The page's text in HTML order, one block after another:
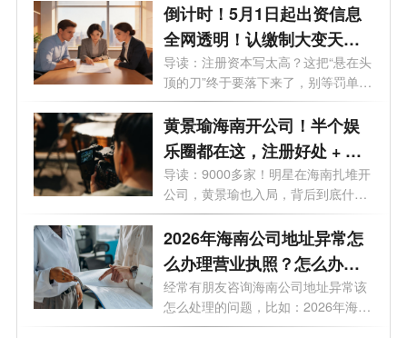
倒计时！5月1日起出资信息
全网透明！认缴制大变天，
这3条“逃债路”全被封死！
导读：注册资本写太高？这把“悬在头
顶的刀”终于要落下来了，别等罚单
才...
黄景瑜海南开公司！半个娱
乐圈都在这，注册好处 + 费
用一次说清
导读：9000多家！明星在海南扎堆开
公司，黄景瑜也入局，背后到底什么
信号...
2026年海南公司地址异常怎
么办理营业执照？怎么办理
变更业务？
经常有朋友咨询海南公司地址异常该
怎么处理的问题，比如：2026年海南
公司...